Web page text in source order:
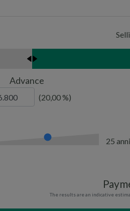
Advance
20,00
25 anni
The results are an indicative